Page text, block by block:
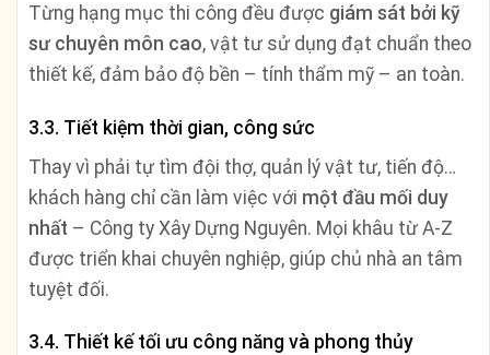
Từng hạng mục thi công đều được giám sát bởi kỹ
sư chuyên môn cao, vật tư sử dụng đạt chuẩn theo
thiết kế, đảm bảo độ bền – tính thẩm mỹ – an toàn.
3.3. Tiết kiệm thời gian, công sức
Thay vì phải tự tìm đội thợ, quản lý vật tư, tiến độ…
khách hàng chỉ cần làm việc với một đầu mối duy
nhất – Công ty Xây Dựng Nguyên. Mọi khâu từ A-Z
được triển khai chuyên nghiệp, giúp chủ nhà an tâm
tuyệt đối.
3.4. Thiết kế tối ưu công năng và phong thủy